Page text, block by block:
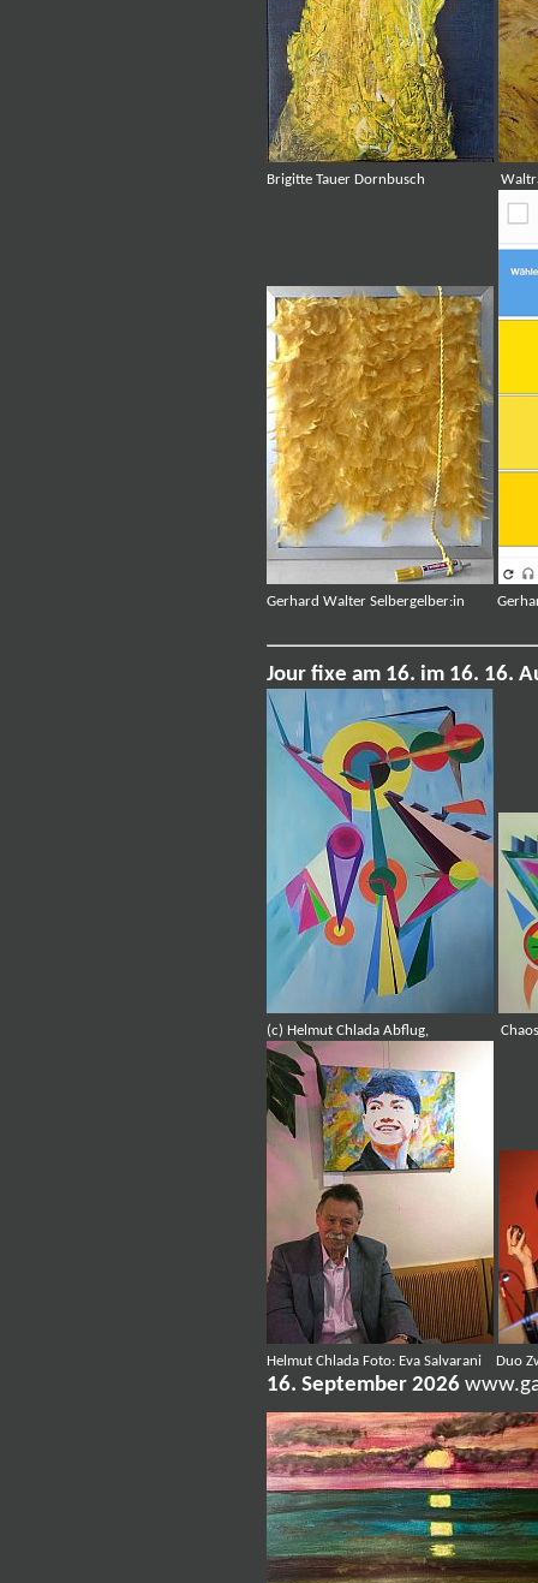
Brigitte Tauer Dornbusch
Gerhard Walter Selbergelber:in
Jour fixe am 16. im 16. 16.
(c) Helmut Chlada
Helmut Chlada Foto: Eva Salvarani Duo
16. September 2026